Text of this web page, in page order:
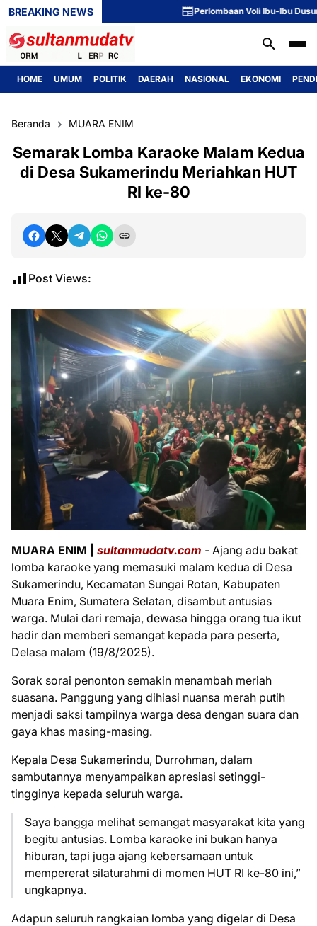
BREAKING NEWS Perlombaan Voli Ibu-Ibu Dusun 1
HOME UMUM POLITIK DAERAH NASIONAL EKONOMI
Beranda MUARA ENIM
Semarak Lomba Karaoke Malam Kedua
di Desa Sukamerindu Meriahkan HUT
RI ke-80
Post Views:
MUARA ENIM | sultanmudatv.com - Ajang adu bakat
lomba karaoke yang memasuki malam kedua di Desa
Sukamerindu, Kecamatan Sungai Rotan, Kabupaten
Muara Enim, Sumatera Selatan, disambut antusias
warga. Mulai dari remaja, dewasa hingga orang tua ikut
hadir dan memberi semangat kepada para peserta,
Delasa malam (19/8/2025).
Sorak sorai penonton semakin menambah meriah
suasana. Panggung yang dihiasi nuansa merah putih
menjadi saksi tampilnya warga desa dengan suara dan
gaya khas masing-masing.
Kepala Desa Sukamerindu, Durrohman, dalam
sambutannya menyampaikan apresiasi setinggi-
tingginya kepada seluruh warga.
Saya bangga melihat semangat masyarakat kita yang
begitu antusias. Lomba karaoke ini bukan hanya
hiburan, tapi juga ajang kebersamaan untuk
mempererat silaturahmi di momen HUT RI ke-80 ini,”
ungkapnya.
Adapun seluruh rangkaian lomba yang digelar di Desa